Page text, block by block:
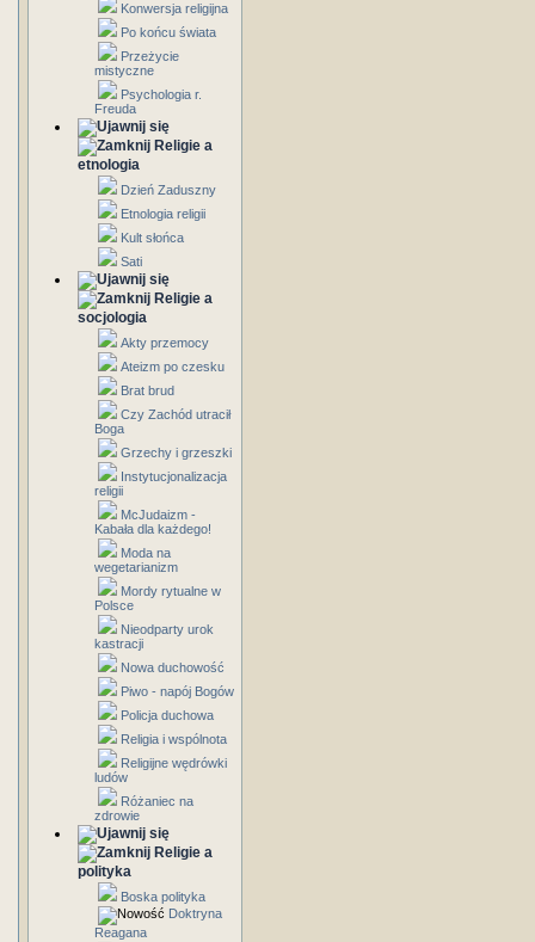
Konwersja religijna
Po końcu świata
Przeżycie
mistyczne
Psychologia r.
Freuda
Religie a
etnologia
Dzień Zaduszny
Etnologia religii
Kult słońca
Sati
Religie a
socjologia
Akty przemocy
Ateizm po czesku
Brat brud
Czy Zachód utracił
Boga
Grzechy i grzeszki
Instytucjonalizacja
religii
McJudaizm -
Kabała dla każdego!
Moda na
wegetarianizm
Mordy rytualne w
Polsce
Nieodparty urok
kastracji
Nowa duchowość
Piwo - napój Bogów
Policja duchowa
Religia i wspólnota
Religijne wędrówki
ludów
Różaniec na
zdrowie
Religie a
polityka
Boska polityka
Doktryna
Reagana